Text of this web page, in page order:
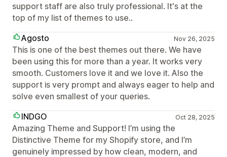
support staff are also truly professional. It's at the
top of my list of themes to use..
Agosto
Nov 26, 2025
This is one of the best themes out there. We have
been using this for more than a year. It works very
smooth. Customers love it and we love it. Also the
support is very prompt and always eager to help and
solve even smallest of your queries.
INDGO
Oct 28, 2025
Amazing Theme and Support! I’m using the
Distinctive Theme for my Shopify store, and I’m
genuinely impressed by how clean, modern, and